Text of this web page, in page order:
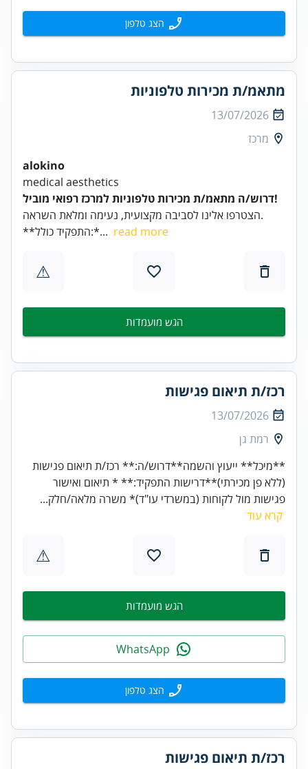
הצג טלפון
מתאמ/ת מכירות טלפוניות
13/07/2026
מרכז
alokino
medical aesthetics
דרוש/ה מתאמ/ת מכירות טלפוניות למרכז רפואי מוביל!
הצטרפו אלינו לסביבה מקצועית, נעימה ומלאת השראה.
**התפקיד כולל:*... read more
⚠
הגש מועמדות
רכז/ת תיאום פגישות
13/07/2026
רמת גן
**מיכל** ייעוץ והשמה**דרוש/ה:** רכז/ת תיאום פגישות
(ללא פן מכירתי)**דרישות התפקיד:** * תיאום ואישור
פגישות מול לקוחות (במשרדי עו"ד)* משרה מלאה/חלק...
קרא עוד
⚠
הגש מועמדות
הצג טלפון
רכז/ת תיאום פגישות